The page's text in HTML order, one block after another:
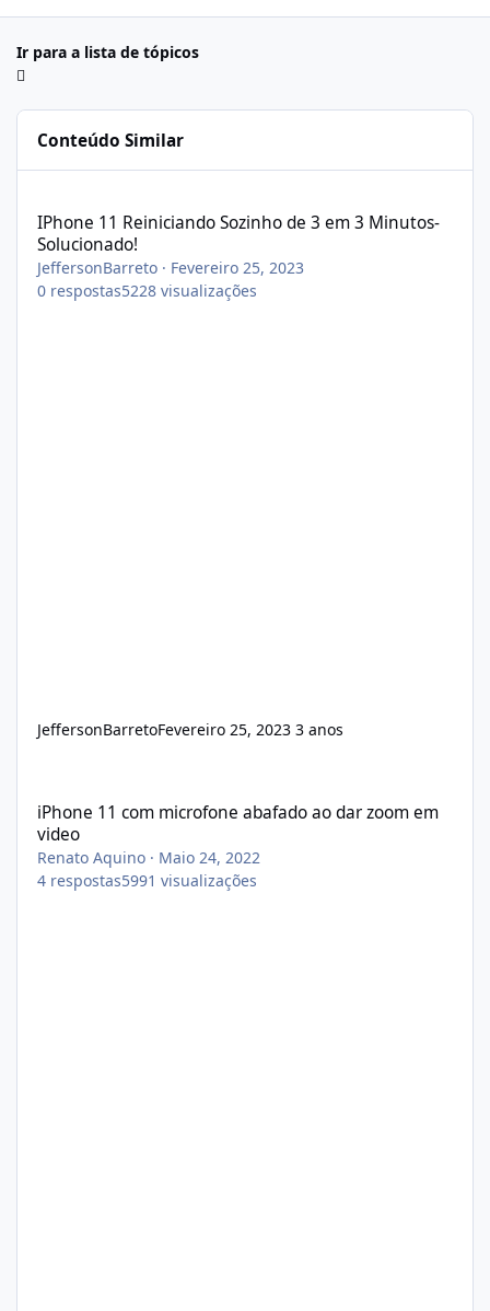
Ir para a lista de tópicos
Conteúdo Similar
IPhone 11 Reiniciando Sozinho de 3 em 3 Minutos-
Solucionado!
JeffersonBarreto · Fevereiro 25, 2023
0 respostas5228 visualizações
JeffersonBarretoFevereiro 25, 20233 anos
iPhone 11 com microfone abafado ao dar zoom em
video
Renato Aquino · Maio 24, 2022
4 respostas5991 visualizações